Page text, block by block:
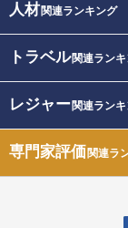
人材関連ランキング
トラベル関連ラン
レジャー関連ラン
専門家評価関連ラ